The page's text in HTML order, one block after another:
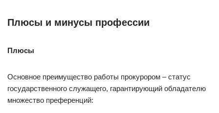
Плюсы и минусы профессии
Плюсы
Основное преимущество работы прокурором – статус
государственного служащего, гарантирующий обладателю
множество преференций: